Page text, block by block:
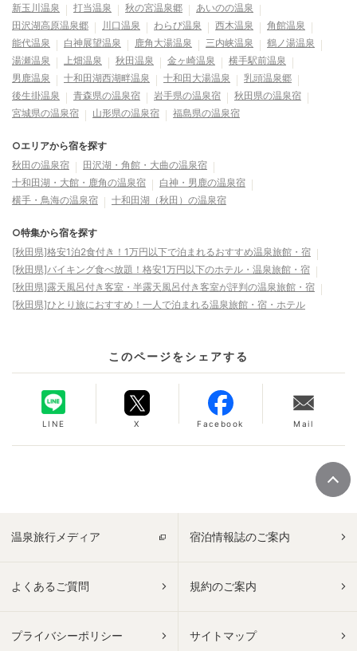
新玉川温泉
打当温泉 秋の宮温泉郷
あいのの温泉
田沢湖高原温泉郷
川口温泉 わらび温泉 西木温泉
角館温泉
能代温泉
白神展望温泉 鹿角大湯温泉 三内峡温泉
鶴ノ湯温泉
湯瀬温泉
上畑温泉 秋田温泉 金ヶ崎温泉
横手駅前温泉
男鹿温泉
十和田湖西湖畔温泉 十和田大湯温泉
乳頭温泉郷
後生掛温泉
青森県の温泉宿 岩手県の温泉宿
秋田県の温泉宿
宮城県の温泉宿
山形県の温泉宿 福島県の温泉宿
○エリアから宿を探す
秋田の温泉宿
田沢湖・角館・大曲の温泉宿
十和田湖・大館・鹿角の温泉宿
白神・男鹿の温泉宿
横手・鳥海の温泉宿
十和田湖（秋田）の温泉宿
○特集から宿を探す
[秋田県]格安1泊2食付き！1万円以下で泊まれるおすすめ温泉旅館・宿
[秋田県]バイキング食べ放題！格安1万円以下のホテル・温泉旅館・宿
[秋田県]露天風呂付き客室・半露天風呂付き客室が評判の温泉旅館・宿
[秋田県]ひとり旅におすすめ！一人で泊まれる温泉旅館・宿・ホテル
このページをシェアする
LINE X Facebook Mail
温泉旅行メディア 宿泊情報誌のご案内
よくあるご質問 規約のご案内
プライバシーポリシー サイトマップ